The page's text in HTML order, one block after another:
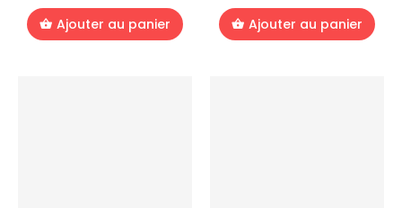
Ajouter au panier Ajouter au panier